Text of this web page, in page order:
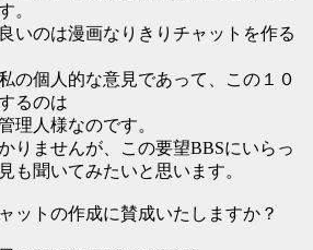
。
いのは漫画なりきりチャットを作る
の個人的な意見であって、この１０
るのは
理人様なのです。
りませんが、この要望BBSにいらっ
も聞いてみたいと思います。
ットの作成に賛成いたしますか？